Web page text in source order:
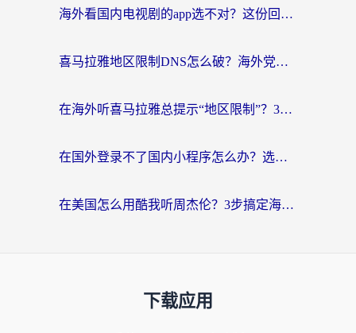
海外看国内电视剧的app选不对？这份回国加速器避坑指南帮你流畅追剧
喜马拉雅地区限制DNS怎么破？海外党听国内音乐听书的终极解决方案
在海外听喜马拉雅总提示“地区限制”？3步轻松解除+听国内音乐全攻略
在国外登录不了国内小程序怎么办？选对回国加速器，轻松解锁国内资源
在美国怎么用酷我听周杰伦？3步搞定海外听歌难题
下载应用